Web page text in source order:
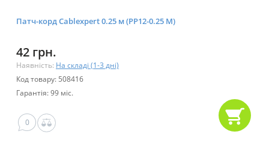
Патч-корд Cablexpert 0.25 м (PP12-0.25 M)
42 грн.
Наявність: На складі (1-3 дні)
Код товару: 508416
Гарантія: 99 міс.
0